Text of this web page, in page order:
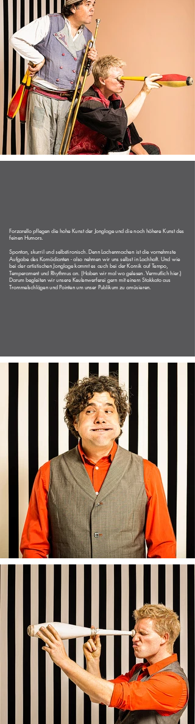
Forzarello pflegen die hohe Kunst der Jonglage und die noch höhere Kunst des
feinen Humors.
Spontan, skurril und selbstironisch. Denn Lachenmachen ist die vornehmste
Aufgabe des Komödianten - also nehmen wir uns selbst in Lachhaft. Und wie
bei der artistischen Jonglage kommt es auch bei der Komik auf Tempo,
Temperament und Rhythmus an. (Haben wir mal wo gelesen. Vermutlich hier.)
Darum begleiten wir unsere Keulenwerferei gern mit einem Stakkato aus
Trommelschlägen und Pointen um unser Publikum zu amüsieren.